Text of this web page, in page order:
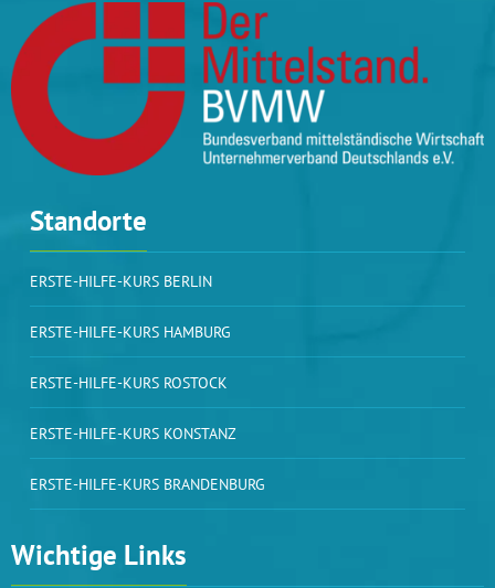
Standorte
ERSTE-HILFE-KURS BERLIN
ERSTE-HILFE-KURS HAMBURG
ERSTE-HILFE-KURS ROSTOCK
ERSTE-HILFE-KURS KONSTANZ
ERSTE-HILFE-KURS BRANDENBURG
Wichtige Links